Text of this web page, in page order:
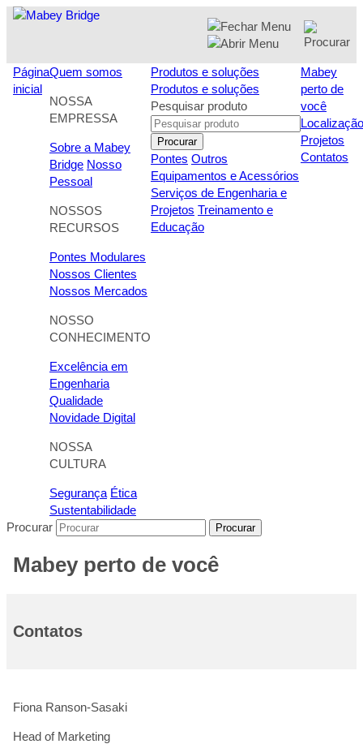
Skip
Página
inicial
Quem somos
NOSSA
EMPRESSA
Sobre a Mabey
Bridge Nosso
Pessoal
NOSSOS
RECURSOS
Pontes Modulares
Nossos Clientes
Nossos Mercados
NOSSO
CONHECIMENTO
Excelência em
Engenharia
Qualidade
Novidade Digital
NOSSA
CULTURA
Segurança Ética
Sustentabilidade
Produtos e soluções
Produtos e soluções
Pesquisar produto
Procurar
Pontes Outros
Equipamentos e Acessórios
Serviços de Engenharia e
Projetos Treinamento e
Educação
Mabey
perto de
você
Localização
Projetos
Contatos
Procurar Procurar
Mabey perto de você
Contatos
Fiona Ranson-Sasaki
Head of Marketing